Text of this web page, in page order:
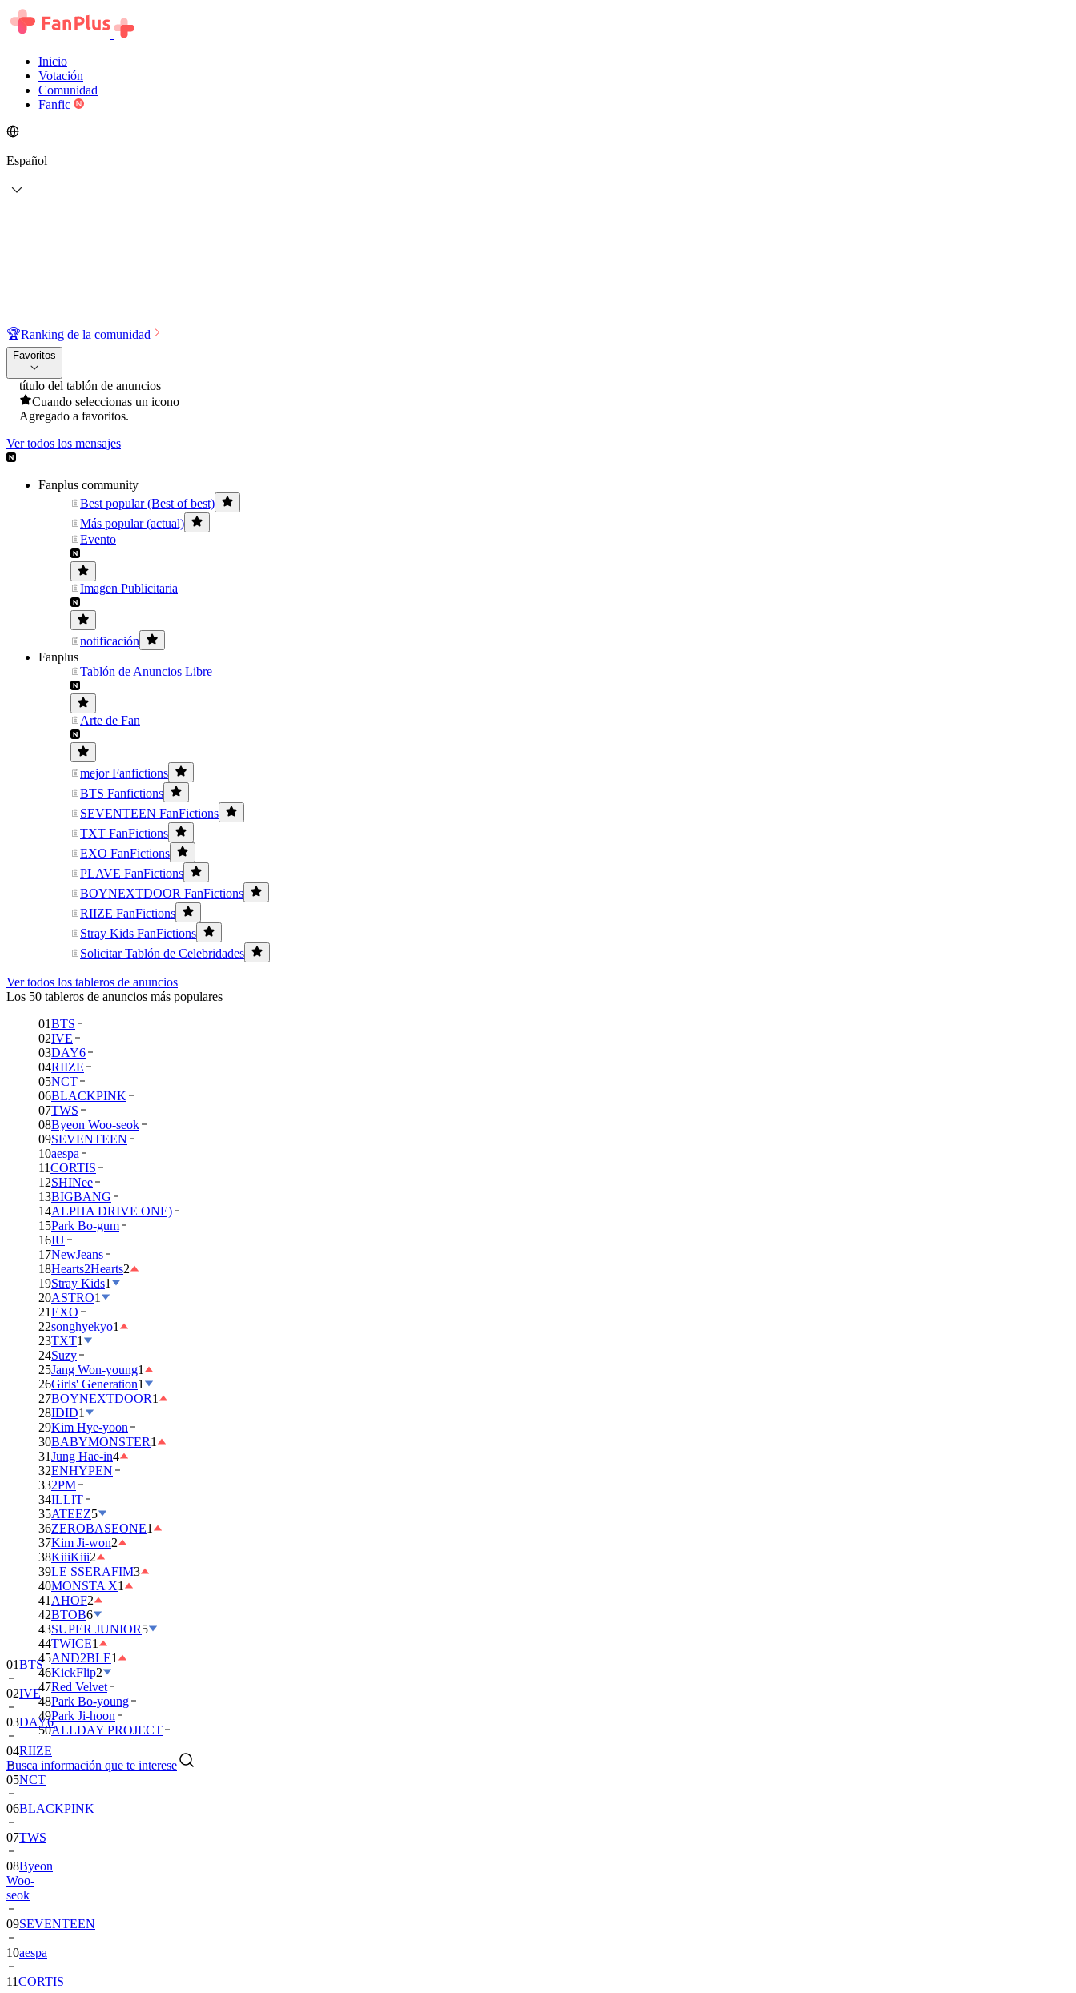
Inicio
Votación
Comunidad
Fanfic
Español
🏆Ranking de la comunidad
Favoritos
título del tablón de anuncios
Cuando seleccionas un icono
Agregado a favoritos.
Ver todos los mensajes
Fanplus community
Best popular (Best of best)
Más popular (actual)
Evento
Imagen Publicitaria
notificación
Fanplus
Tablón de Anuncios Libre
Arte de Fan
mejor Fanfictions
BTS Fanfictions
SEVENTEEN FanFictions
TXT FanFictions
EXO FanFictions
PLAVE FanFictions
BOYNEXTDOOR FanFictions
RIIZE FanFictions
Stray Kids FanFictions
Solicitar Tablón de Celebridades
Ver todos los tableros de anuncios
Los 50 tableros de anuncios más populares
01BTS
02IVE
03DAY6
04RIIZE
05NCT
06BLACKPINK
07TWS
08Byeon Woo-seok
09SEVENTEEN
10aespa
11CORTIS
12SHINee
13BIGBANG
14ALPHA DRIVE ONE)
15Park Bo-gum
16IU
17NewJeans
18Hearts2Hearts2
19Stray Kids1
20ASTRO1
21EXO
22songhyekyo1
23TXT1
24Suzy
25Jang Won-young1
26Girls' Generation1
27BOYNEXTDOOR1
28IDID1
29Kim Hye-yoon
30BABYMONSTER1
31Jung Hae-in4
32ENHYPEN
332PM
34ILLIT
35ATEEZ5
36ZEROBASEONE1
37Kim Ji-won2
38KiiiKiii2
39LE SSERAFIM3
40MONSTA X1
41 AHOF2
42BTOB6
43SUPER JUNIOR5
44TWICE1
45AND2BLE1
46KickFlip2
47Red Velvet
48Park Bo-young
49Park Ji-hoon
50ALLDAY PROJECT
Busca información que te interese
BTS
02IVE
03DAY6
04RIIZE
05NCT
06BLACKPINK
07TWS
08Byeon
Woo-
seok
09SEVENTEEN
10aespa
11CORTIS
12SHINee